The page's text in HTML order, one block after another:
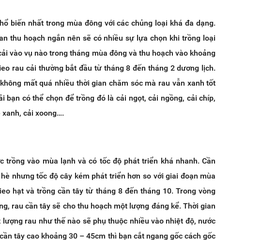
biến nhất trong mùa đông với các chủng loại khá đa dạng.
thu hoạch ngắn nên sẽ có nhiều sự lựa chọn khi trồng loại
vào vụ nào trong tháng mùa đông và thu hoạch vào khoảng
rau cải thường bắt đầu từ tháng 8 đến tháng 2 dương lịch.
mất quá nhiều thời gian chăm sóc mà rau vẫn xanh tốt
bạn có thể chọn để trồng đó là cải ngọt, cải ngồng, cải chíp,
xanh, cải xoong….
trồng vào mùa lạnh và có tốc độ phát triển khá nhanh. Cần
nhưng tốc độ cây kém phát triển hơn so với giai đoạn mùa
hạt và trồng cần tây từ tháng 8 đến tháng 10. Trong vòng
rau cần tây sẽ cho thu hoạch một lượng đáng kể. Thời gian
rau như thế nào sẽ phụ thuộc nhiều vào nhiệt độ, nước
tây cao khoảng 30 – 45cm thì bạn cắt ngang gốc cách gốc